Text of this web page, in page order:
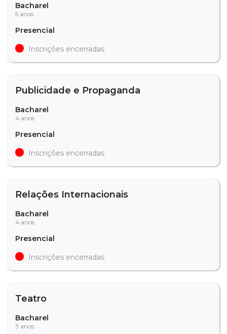
Bacharel
5 anos
Presencial
Inscrições encerradas
Publicidade e Propaganda
Bacharel
4 anos
Presencial
Inscrições encerradas
Relações Internacionais
Bacharel
4 anos
Presencial
Inscrições encerradas
Teatro
Bacharel
3 anos